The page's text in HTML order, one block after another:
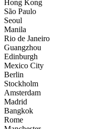
Hong Kong
São Paulo
Seoul
Manila
Rio de Janeiro
Guangzhou
Edinburgh
Mexico City
Berlin
Stockholm
Amsterdam
Madrid
Bangkok
Rome